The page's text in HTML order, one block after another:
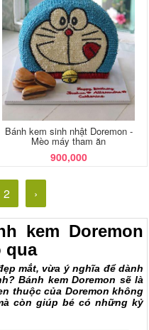
Bánh kem sinh nhật Doremon -
Mèo máy tham ăn
900,000
2 ›
kem Doremon
qua
mắt, vừa ý nghĩa để dành
Bánh kem Doremon sẽ là
thuộc của Doremon không
còn giúp bé có những kỷ